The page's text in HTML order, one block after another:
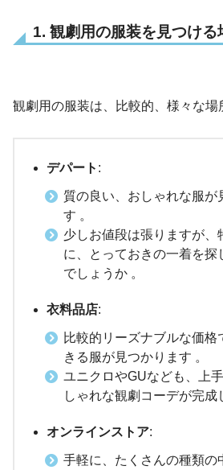
1. 観劇用の服装を見つける
観劇用の服装は、比較的、様々な場
デパート :
質の良い、おしゃれな服が
す 。
少しお値段は張りますが、
に、とっておきの一着を探
でしょうか 。
衣料品店:
比較的リーズナブルな価格
きる服が見つかります 。
ユニクロやGUなども、上
しゃれな観劇コーデが完成
オンラインストア:
手軽に、たくさんの種類の